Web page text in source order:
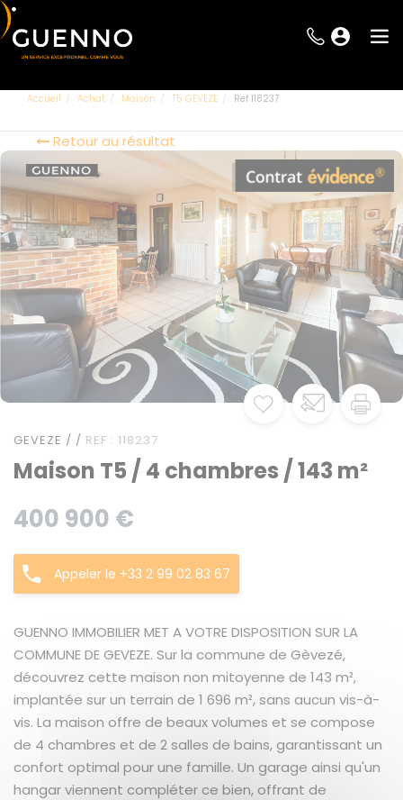
Accueil Achat Maison T5 GEVEZE Ref 118237
Retour au résultat
GEVEZE / / REF : 118237
Maison T5 / 4 chambres / 143 m²
400 900 €
Appeler le +33 2 99 02 83 67
GUENNO IMMOBILIER MET A VOTRE DISPOSITION SUR LA
COMMUNE DE GEVEZE. Sur la commune de Gèvezé,
découvrez cette maison non mitoyenne de 143 m²,
implantée sur un terrain de 1 696 m², sans aucun vis-à-
vis. La maison offre de beaux volumes et se compose
de 4 chambres et de 2 salles de bains, garantissant un
confort optimal pour une famille. Un garage ainsi qu'un
hangar viennent compléter ce bien, offrant de